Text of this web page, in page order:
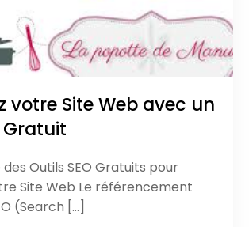
votre Site Web avec un
Gratuit
Outils SEO Gratuits pour
Site Web Le référencement
(Search […]